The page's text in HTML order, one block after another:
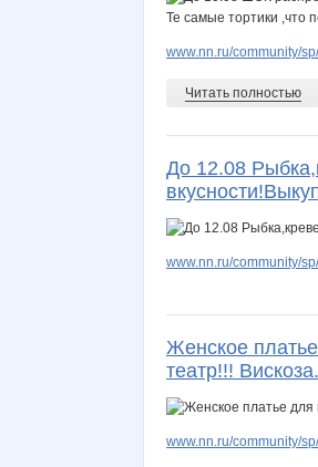
www.nn.ru/community/
Читать полностью
До 12.08
www.nn.ru/community/
Женское
театр!!!
www.nn.ru/community/